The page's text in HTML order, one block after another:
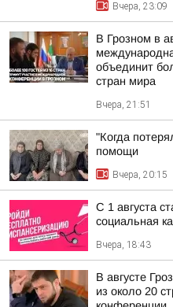
Вчера, 23:09
В Грозном в
объединит
стран мира
Вчера, 21:51
"Когда
помощи
Вчера, 20:15
С 1 августа
социальная
Вчера, 18:43
В августе
из около 20